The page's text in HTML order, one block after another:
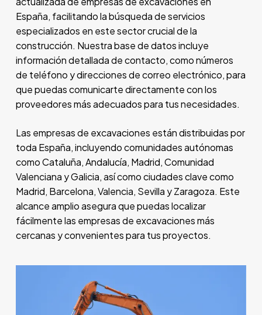
España, facilitando la búsqueda de servicios
especializados en este sector crucial de la
construcción. Nuestra base de datos incluye
información detallada de contacto, como números
de teléfono y direcciones de correo electrónico, para
que puedas comunicarte directamente con los
proveedores más adecuados para tus necesidades.
Las empresas de excavaciones están distribuidas por
toda España, incluyendo comunidades autónomas
como Cataluña, Andalucía, Madrid, Comunidad
Valenciana y Galicia, así como ciudades clave como
Madrid, Barcelona, Valencia, Sevilla y Zaragoza. Este
alcance amplio asegura que puedas localizar
fácilmente las empresas de excavaciones más
cercanas y convenientes para tus proyectos.